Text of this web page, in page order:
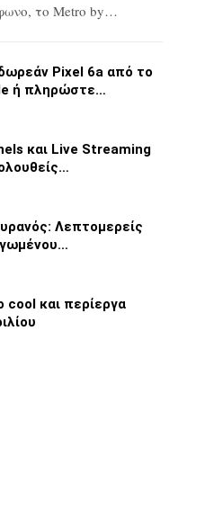
το Metro by…
Pixel 6a από το
ή πληρώστε…
και Live Streaming
Λεπτομερείς
cool και περίεργα